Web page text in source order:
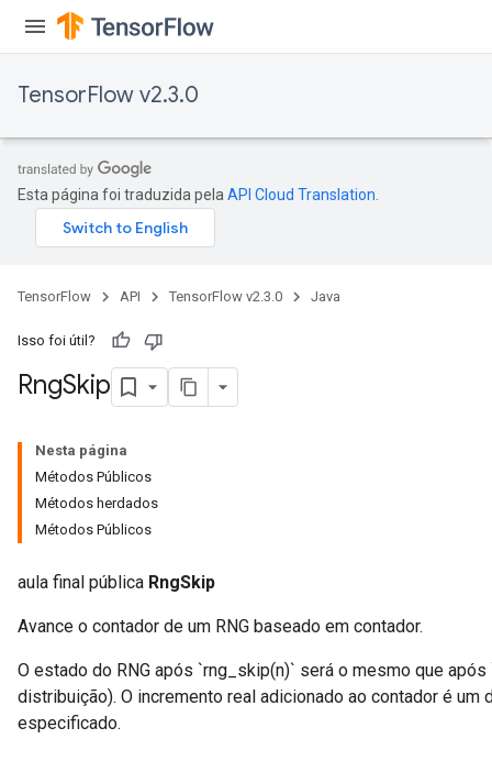
TensorFlow v2.3.0
Esta página foi traduzida pela API Cloud Translation
TensorFlow API TensorFlow v2.3.0 Java
Isso foi útil?
RngSkip
Nesta página
Métodos Públicos
Métodos herdados
Métodos Públicos
aula final pública RngSkip
Avance o contador de um RNG baseado em contador.
O estado do RNG após `rng_skip(n)` será o mesmo que
distribuição). O incremento real adicionado ao contador é um
especificado.